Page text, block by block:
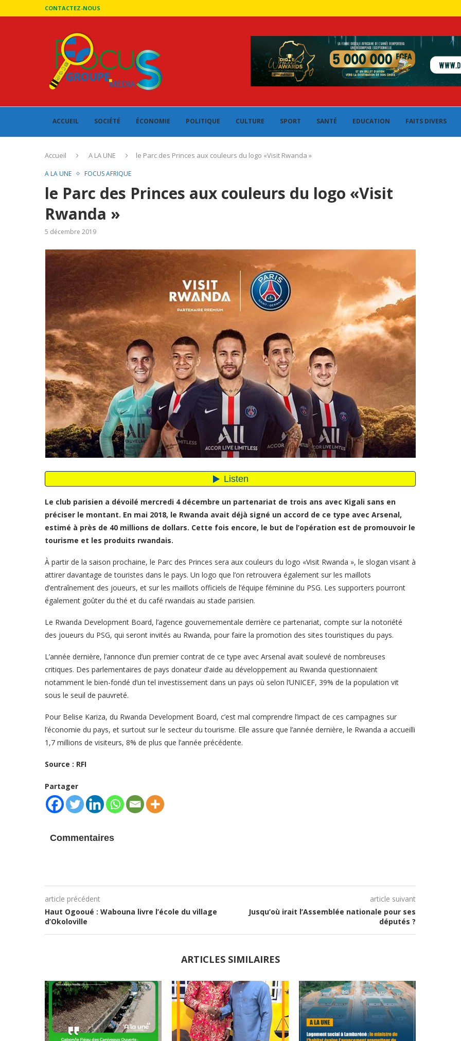
CONTACTEZ-NOUS
ACCUEIL SOCIÉTÉ ÉCONOMIE POLITIQUE CULTURE SPORT SANTÉ EDUCATION FAITS DIVERS
Accueil A LA UNE le Parc des Princes aux couleurs du logo «Visit Rwanda »
A LA UNE FOCUS AFRIQUE
le Parc des Princes aux couleurs du logo «Visit
Rwanda »
5 décembre 2019
Le club parisien a dévoilé mercredi 4 décembre un partenariat de trois ans avec Kigali sans en
préciser le montant. En mai 2018, le Rwanda avait déjà signé un accord de ce type avec Arsenal,
estimé à près de 40 millions de dollars. Cette fois encore, le but de l’opération est de promouvoir le
tourisme et les produits rwandais.
À partir de la saison prochaine, le Parc des Princes sera aux couleurs du logo «Visit Rwanda », le slogan visant à
attirer davantage de touristes dans le pays. Un logo que l’on retrouvera également sur les maillots
d’entraînement des joueurs, et sur les maillots officiels de l’équipe féminine du PSG. Les supporters pourront
également goûter du thé et du café rwandais au stade parisien.
Le Rwanda Development Board, l’agence gouvernementale derrière ce partenariat, compte sur la notoriété
des joueurs du PSG, qui seront invités au Rwanda, pour faire la promotion des sites touristiques du pays.
L’année dernière, l’annonce d’un premier contrat de ce type avec Arsenal avait soulevé de nombreuses
critiques. Des parlementaires de pays donateur d’aide au développement au Rwanda questionnaient
notamment le bien-fondé d’un tel investissement dans un pays où selon l’UNICEF, 39% de la population vit
sous le seuil de pauvreté.
Pour Belise Kariza, du Rwanda Development Board, c’est mal comprendre l’impact de ces campagnes sur
l’économie du pays, et surtout sur le secteur du tourisme. Elle assure que l’année dernière, le Rwanda a accueilli
1,7 millions de visiteurs, 8% de plus que l’année précédente.
Source : RFI
Partager
Commentaires
article précédent
Haut Ogooué : Wabouna livre l’école du village
d’Okoloville
article suivant
Jusqu’où irait l’Assemblée nationale pour ses
députés ?
ARTICLES SIMILAIRES